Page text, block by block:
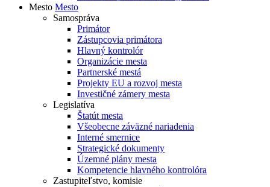
Mesto Mesto
Samospráva
Primátor
Zástupcovia primátora
Hlavný kontrolór
Organizácie mesta
Partnerské mestá
Projekty EU a rozvoj mesta
Investičné zámery mesta
Legislatíva
Štatút mesta
Všeobecne záväzné nariadenia
Interné smernice
Strategické dokumenty
Územné plány mesta
Kompetencie hlavného kontrolóra
Zastupiteľstvo, komisie